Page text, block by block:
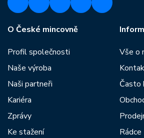
O České mincovně
Profil společnosti
Naše výroba
Naši partneři
Kariéra
Zprávy
Ke stažení
Vše o
Často
Rádce